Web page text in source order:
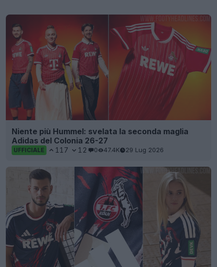
Niente più Hummel: svelata la seconda maglia
Adidas del Colonia 26-27
UFFICIALE 117 12 0 47.4K 29 Lug 2026